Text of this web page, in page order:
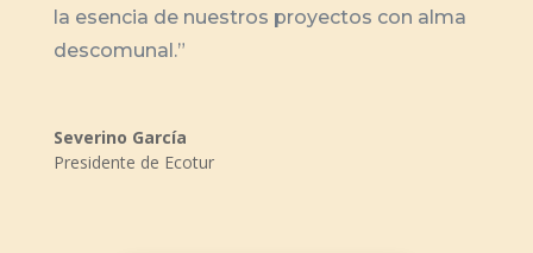
la esencia de nuestros proyectos con alma
descomunal.”
Severino García
Presidente de Ecotur